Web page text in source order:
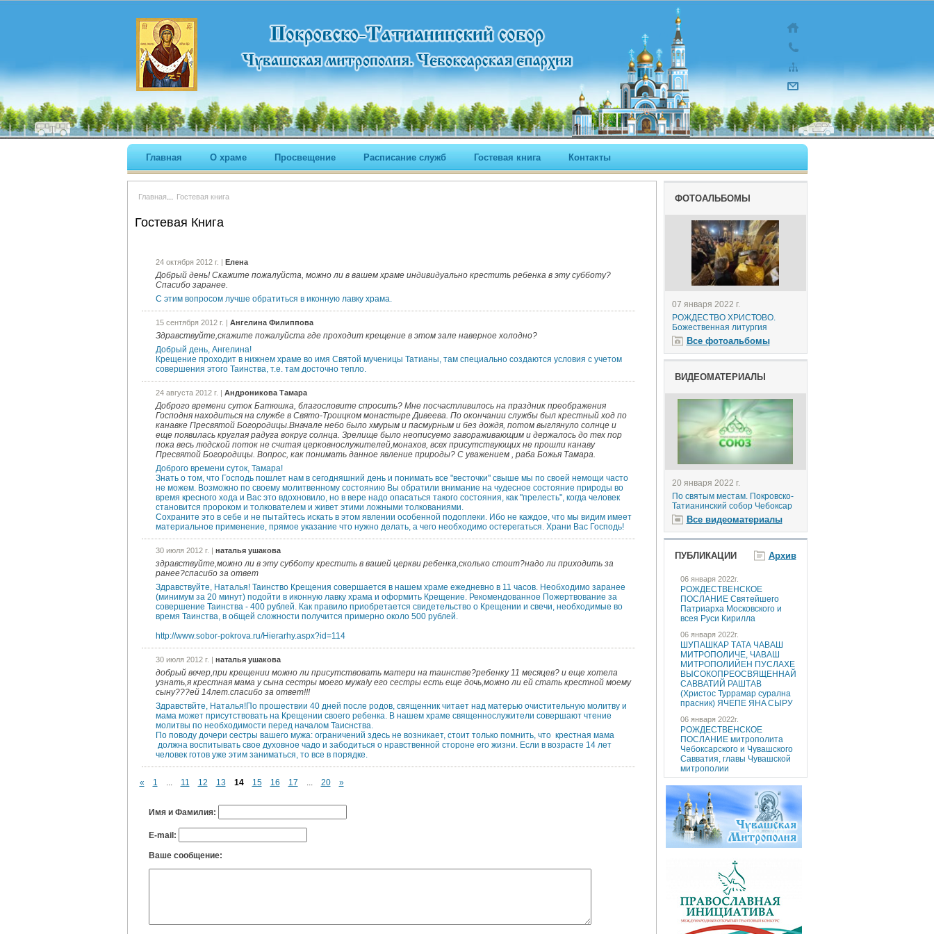
Главная О храме Просвещение Расписание служб Гостевая книга Контакты
Главная... Гостевая книга
Гостевая Книга
24 октября 2012 г. | Елена
Добрый день! Скажите пожалуйста, можно ли в вашем храме индивидуально крестить ребенка в эту субботу?
Спасибо заранее.
С этим вопросом лучше обратиться в иконную лавку храма.
15 сентября 2012 г. | Ангелина Филиппова
Здравствуйте,скажите пожалуйста где проходит крещение в этом зале наверное холодно?
Добрый день, Ангелина!
Крещение проходит в нижнем храме во имя Святой мученицы Татианы, там специально создаются условия с учетом
совершения этого Таинства, т.е. там досточно тепло.
24 августа 2012 г. | Андроникова Тамара
Доброго времени суток Батюшка, благословите спросить? Мне посчастливилось на праздник преображения
Господня находиться на службе в Свято-Троицком монастыре Дивеева. По окончании службы был крестный ход по
канавке Пресвятой Богородицы.Вначале небо было хмурым и пасмурным и без дождя, потом выглянуло солнце и
еще появилась круглая радуга вокруг солнца. Зрелище было неописуемо завораживающим и держалось до тех пор
пока весь людской поток не считая церковнослужителей,монахов, всех присутствующих не прошли канаву
Пресвятой Богородицы. Вопрос, как понимать данное явление природы? С уважением , раба Божья Тамара.
Доброго времени суток, Тамара!
Знать о том, что Господь пошлет нам в сегодняшний день и понимать все "весточки" свыше мы по своей немощи часто
не можем. Возможно по своему молитвенному состоянию Вы обратили внимание на чудесное состояние природы во
время кресного хода и Вас это вдохновило, но в вере надо опасаться такого состояния, как "прелесть", когда человек
становится пророком и толкователем и живет этими ложными толкованиями.
Сохраните это в себе и не пытайтесь искать в этом явлении особенной подоплеки. Ибо не каждое, что мы видим имеет
материальное применение, прямое указание что нужно делать, а чего необходимо остерегаться. Храни Вас Господь!
30 июля 2012 г. | наталья ушакова
здравствуйте,можно ли в эту субботу крестить в вашей церкви ребенка,сколько стоит?надо ли приходить за
ранее?спасибо за ответ
Здравствуйте, Наталья! Таинство Крещения совершается в нашем храме ежедневно в 11 часов. Необходимо заранее
(минимум за 20 минут) подойти в иконную лавку храма и оформить Крещение. Рекомендованное Пожертвование за
совершение Таинства - 400 рублей. Как правило приобретается свидетельство о Крещении и свечи, необходимые во
время Таинства, в общей сложности получится примерно около 500 рублей.
http://www.sobor-pokrova.ru/Hierarhy.aspx?id=114
30 июля 2012 г. | наталья ушакова
добрый вечер,при крещении можно ли присутствовать матери на таинстве?ребенку 11 месяцев? и еще хотела
узнать,я крестная мама у сына сестры моего мужа!у его сестры есть еще дочь,можно ли ей стать крестной моему
сыну???ей 14лет.спасибо за ответ!!!
Здравствйте, Наталья!По прошествии 40 дней после родов, священник читает над матерью очистительную молитву и
мама может присутствовать на Крещении своего ребенка. В нашем храме священнослужители совершают чтение
молитвы по необходимости перед началом Таиснства.
По поводу дочери сестры вашего мужа: ограничений здесь не возникает, стоит только помнить, что крестная мама
должна воспитывать свое духовное чадо и забодиться о нравственной стороне его жизни. Если в возрасте 14 лет
человек готов уже этим заниматься, то все в порядке.
« 1 ... 11 12 13 14 15 16 17 ... 20 »
Имя и Фамилия:
E-mail:
Ваше сообщение:
ФОТОАЛЬБОМЫ
07 января 2022 г.
РОЖДЕСТВО ХРИСТОВО.
Божественная литургия
Все фотоальбомы
ВИДЕОМАТЕРИАЛЫ
20 января 2022 г.
По святым местам. Покровско-
Татианинский собор Чебоксар
Все видеоматериалы
Архив
ПУБЛИКАЦИИ
06 января 2022г.
РОЖДЕСТВЕНСКОЕ
ПОСЛАНИЕ Святейшего
Патриарха Московского и
всея Руси Кирилла
06 января 2022г.
ШУПАШКАР ТАТА ЧAВАШ
МИТРОПОЛИЧE, ЧAВАШ
МИТРОПОЛИЙEН ПУCЛAХE
ВЫСОКОПРЕОСВЯЩЕННAЙ
САВВАТИЙ РАШТАВ
(Христос Туррaмaр cуралнa
праcник) ЯЧEПЕ ЯНA CЫРУ
06 января 2022г.
РОЖДЕСТВЕНСКОЕ
ПОСЛАНИЕ митрополита
Чебоксарского и Чувашского
Савватия, главы Чувашской
митрополии